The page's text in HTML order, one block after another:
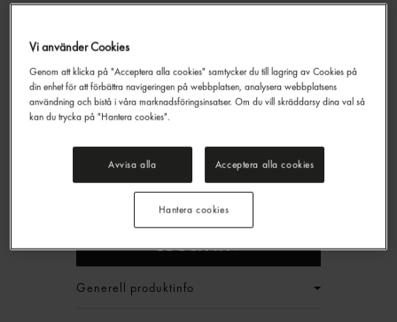
Ädel Grädd 36%
Kvibilleca: 1.5kg
EAN: 2340126400000
LOGGA IN
Generell produktinfo
Vi använder Cookies
Genom att klicka på "Acceptera alla cookies" samtycker du till lagring av Cookies på
din enhet för att förbättra navigeringen på webbplatsen, analysera webbplatsens
användning och bistå i våra marknadsföringsinsatser. Om du vill skräddarsy dina val så
kan du trycka på "Hantera cookies".
Avvisa alla Acceptera alla cookies
Hantera cookies